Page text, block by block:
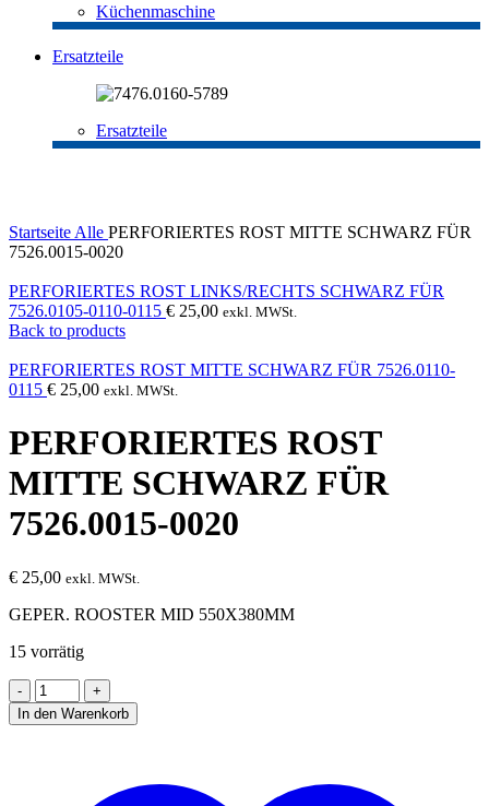
Küchenmaschine
Ersatzteile
Ersatzteile
Startseite Alle PERFORIERTES ROST MITTE SCHWARZ FÜR
7526.0015-0020
PERFORIERTES ROST LINKS/RECHTS SCHWARZ FÜR
7526.0105-0110-0115 € 25,00 exkl. MWSt.
Back to products
PERFORIERTES ROST MITTE SCHWARZ FÜR 7526.0110-
0115 € 25,00 exkl. MWSt.
PERFORIERTES ROST
MITTE SCHWARZ FÜR
7526.0015-0020
€ 25,00 exkl. MWSt.
GEPER. ROOSTER MID 550X380MM
15 vorrätig
PERFORIERTES
ROST
MITTE
In den Warenkorb